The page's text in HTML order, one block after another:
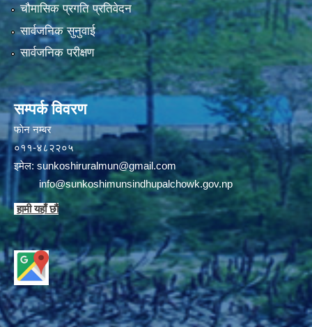
चौमासिक प्रगति प्रतिवेदन
सार्वजनिक सुनुवाई
सार्वजनिक परीक्षण
सम्पर्क विवरण
फाेन न‌‍‍‍‌‌म्बर
०११-४८२२०५
इमेल: sunkoshiruralmun@gmail.com
info@sunkoshimunsindhupalchowk.gov.np
हामी यहाँ छाै‌ं